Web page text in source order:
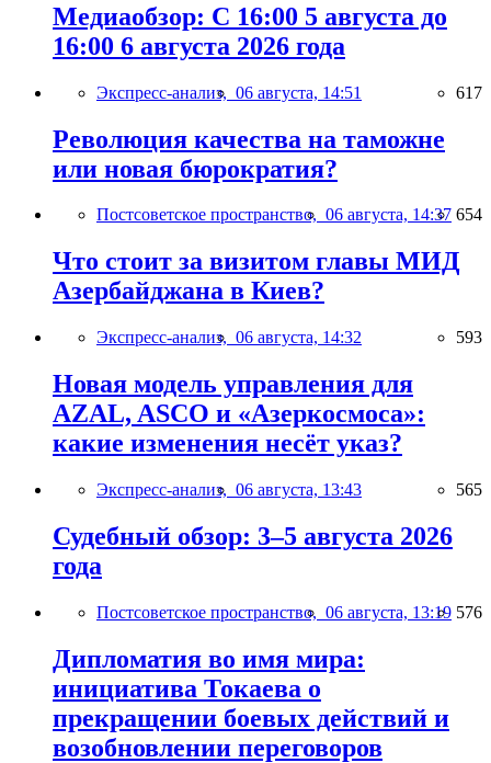
Медиаобзор: С 16:00 5 августа до
16:00 6 августа 2026 года
Экспресс-анализ, 06 августа, 14:51 617
Революция качества на таможне
или новая бюрократия?
Постсоветское пространство, 06 августа, 14:37 654
Что стоит за визитом главы МИД
Азербайджана в Киев?
Экспресс-анализ, 06 августа, 14:32 593
Новая модель управления для
AZAL, ASCO и «Азеркосмоса»:
какие изменения несёт указ?
Экспресс-анализ, 06 августа, 13:43 565
Судебный обзор: 3–5 августа 2026
года
Постсоветское пространство, 06 августа, 13:19 576
Дипломатия во имя мира:
инициатива Токаева о
прекращении боевых действий и
возобновлении переговоров